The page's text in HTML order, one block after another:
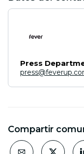
Press
Compartir